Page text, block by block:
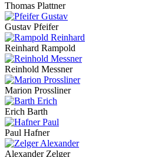
Thomas Plattner
Gustav Pfeifer
Reinhard Rampold
Reinhold Messner
Marion Prossliner
Erich Barth
Paul Hafner
Alexander Zelger